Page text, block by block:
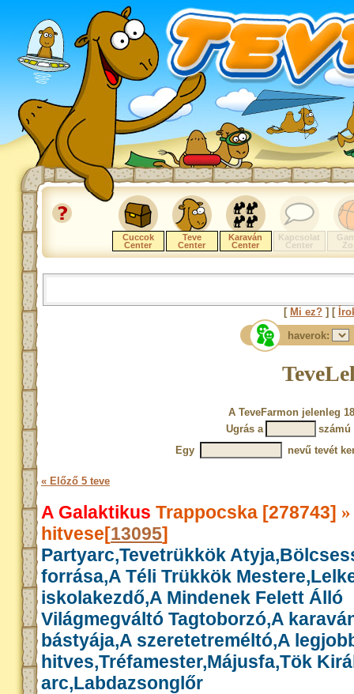
Cuccok
Center
Teve
Center
Karaván
Center
Kapcsolat
Center
[ Mi ez? ] [
haverok:
A TeveFarmon jelenleg
Ugrás a
számú
Egy
nevű tevét
« Előző 5 teve
A Galaktikus Trappocska [278743] »
hitvese[13095]
Partyarc,Tevetrükkök
forrása,A Téli Trükkök
iskolakezdő,A Mindenek Felett Álló
Világmegváltó Tagtoborzó,A
bástyája,A szeretetreméltó,A
hitves,Tréfamester,Májusfa,Tök
arc,Labdazsonglőr